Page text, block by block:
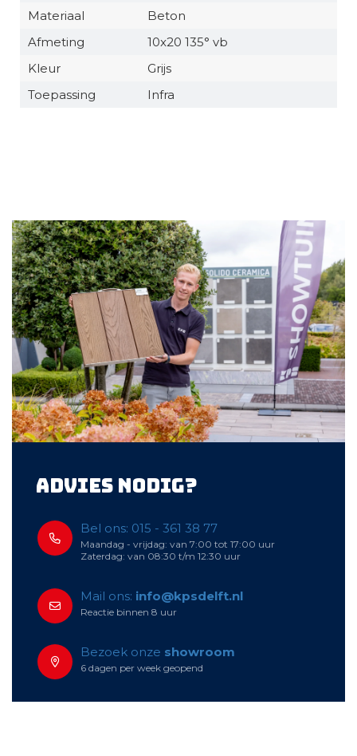
Materiaal
Beton
Afmeting
10x20 135° vb
Kleur
Grijs
Toepassing
Infra
Advies nodig?
Bel ons: 015 - 361 38 77
Maandag - vrijdag: van 7:00 tot 17:00 uur
Zaterdag: van 08:30 t/m 12:30 uur
Mail ons: info@kpsdelft.nl
Reactie binnen 8 uur
Bezoek onze showroom
6 dagen per week geopend